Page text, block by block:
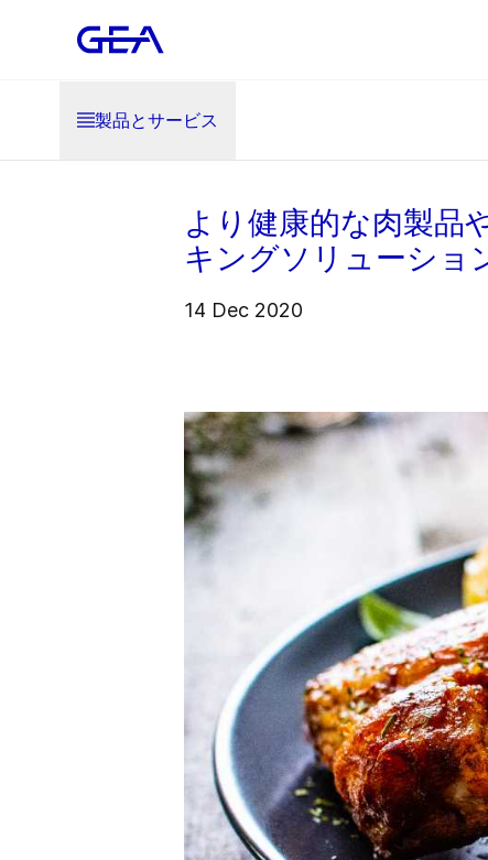
製品とサービス
より健康的な肉製品
キングソリューショ
14 Dec 2020